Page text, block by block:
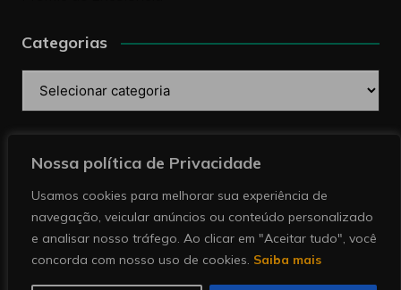
Nossa política de Privacidade
Usamos cookies para melhorar sua experiência de
navegação, veicular anúncios ou conteúdo personalizado
e analisar nosso tráfego. Ao clicar em "Aceitar tudo", você
concorda com nosso uso de cookies. Saiba mais
Pesquise
Copyright © 2026 Revista Minérios | Notícias sobre
mineração. Todos direitos reservados.